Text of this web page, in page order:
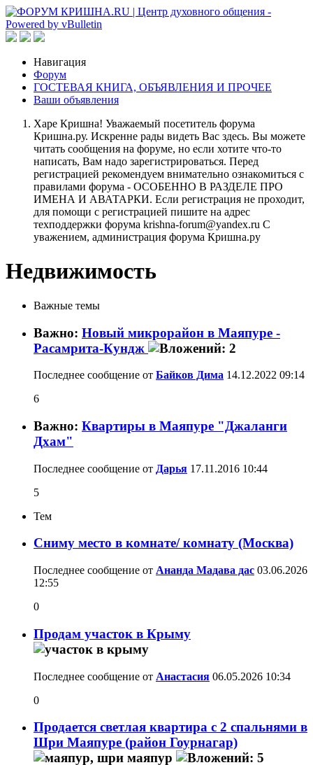
Навигация
Форум
ГОСТЕВАЯ КНИГА, ОБЪЯВЛЕНИЯ И ПРОЧЕЕ
Ваши объявления
Харе Кришна! Уважаемый посетитель форума
Кришна.ру. Искренне рады видеть Вас здесь. Вы можете
читать сообщения на форуме, но если хотите что-то
написать, Вам надо зарегистрироваться. Перед
регистрацией рекомендуем внимательно ознакомиться с
правилами форума - ОСОБЕННО В РАЗДЕЛЕ ПРО
ИМЕНА И АВАТАРКИ. Если регистрация не проходит,
для помощи с регистрацией пишите на адрес
техподдержки форума krishna-forum@yandex.ru С
уважением, администрация форума Кришна.ру
Недвижимость
Важные темы
Важно: Новый микрорайон в Маяпуре -
Расамрита-Кундж
Последнее сообщение от Байков Дима 14.12.2022 09:14
6
Важно: Квартиры в Маяпуре "Джаланги
Дхам"
Последнее сообщение от Дарья 17.11.2016 10:44
5
Тем
Сниму место в комнате/ комнату (Москва)
Последнее сообщение от Ананда Мадава дас 03.06.2026
12:55
0
Продам участок в Крыму
Последнее сообщение от Анастасия 06.05.2026 10:34
0
Продается светлая квартира с 2 спальнями в
Шри Маяпуре (район Гоурнагар)